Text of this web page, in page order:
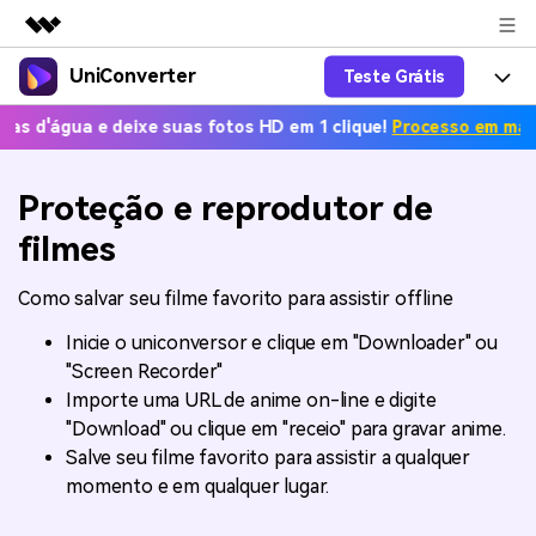
Produtos em destaque
Criatividade digital com IA generativa
Negócios
Soluções
Sobre nós
Sala de imprensa
Suporte
UniConverter Teste Grátis
Productos
UniConverter para Windows
UniConverter para Mac
AniSmall-Compressor de vídeo
AniSmall para Desktop
AniSmall para iOS
Características
texto para áudio e vídeo.
Conversor de Vídeo
Aproveite recursos de conversão
poderosos e inteligentes.
Ferramentas Online
Fãs de Esportes
Onde há esporte, há
UniConverter
Ajuda
Como usar o Wondershare UniConverter? Aprenda o guia
passo a passo abaixo.
Atualize para a V17
e deixe suas fotos HD em 1 clique!Processo em massa
Proteção e reprodutor de
filmes
Como salvar seu filme favorito para assistir offline
Inicie o uniconversor e clique em "Downloader" ou
"Screen Recorder"
Importe uma URL de anime on-line e digite
"Download" ou clique em "receio" para gravar anime.
Salve seu filme favorito para assistir a qualquer
momento e em qualquer lugar.